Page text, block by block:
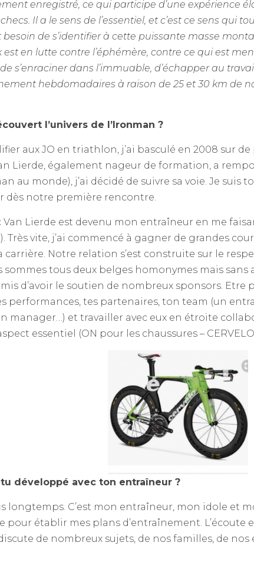
enregistré, ce qui participe d’une expérience
Il a le sens de l’essentiel, et c’est ce sens qui
besoin de s’identifier à cette puissante masse
est en lutte contre l’éphémère, contre ce qui est
s’enraciner dans l’immuable, d’échapper au
hebdomadaires à raison de 25 et 30 km de
l’univers de l’Ironman ?
aux JO en triathlon, j’ai basculé en 2008 sur
Lierde, également nageur de formation, a
au monde), j’ai décidé de suivre sa voie. Je suis
dès notre première rencontre.
Van Lierde est devenu mon entraîneur en me
Très vite, j’ai commencé à gagner de grandes
Notre relation s’est construite sur le
tous deux belges homonymes mais
d’avoir le soutien de nombreux sponsors.
performances, tes partenaires, ton team (un
manager…) et travailler avec eux en étroite
essentiel (ON pour les chaussures –
développé avec ton entraîneur ?
longtemps. C’est mon entraîneur, mon idole et
pour établir mes plans d’entraînement. L’écoute
de nombreux sujets, de nos familles, de nos